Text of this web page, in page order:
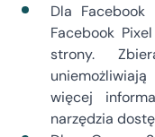
Dla
Facebook
strony.
więcej
narzędzia